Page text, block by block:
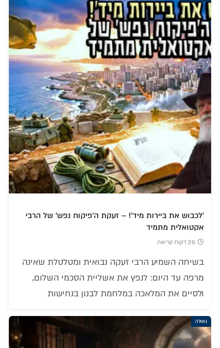
'לכבוש את ביירות מיד'! – זעקת ה'פיקוח נפש' של הרבי
אקטואלית מתמיד
26 דקות קריאה
בשיחה השמיע הרבי זעקה נבואית ומטלטלת שאינה
מרפה עד היום: לנפץ את אשליית הסכמי השלום,
ולסיים את המלאכה במלחמת לבנון בנחישות
גאולה